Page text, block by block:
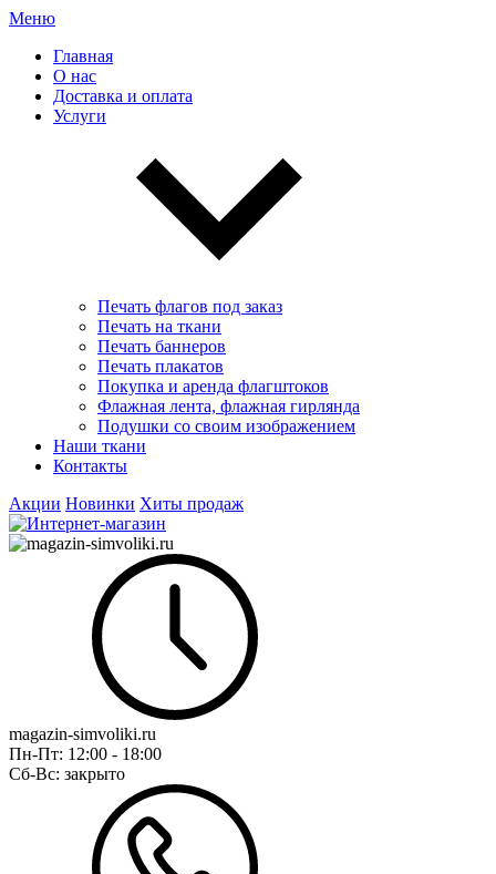
Меню
Главная
О нас
Доставка и оплата
Услуги
Печать флагов под заказ
Печать на ткани
Печать баннеров
Печать плакатов
Покупка и аренда флагштоков
Флажная лента, флажная гирлянда
Подушки со своим изображением
Наши ткани
Контакты
Акции Новинки Хиты продаж
magazin-simvoliki.ru
Пн-Пт: 12:00 - 18:00
Сб-Вс: закрыто